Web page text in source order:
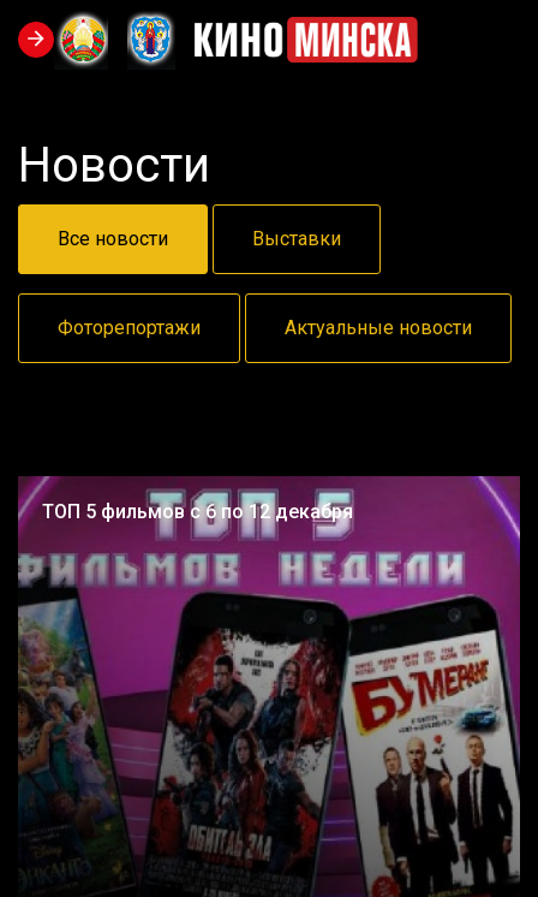
Новости
Все новости Выставки
Фоторепортажи Актуальные новости
ТОП 5 фильмов с 6 по 12 декабря